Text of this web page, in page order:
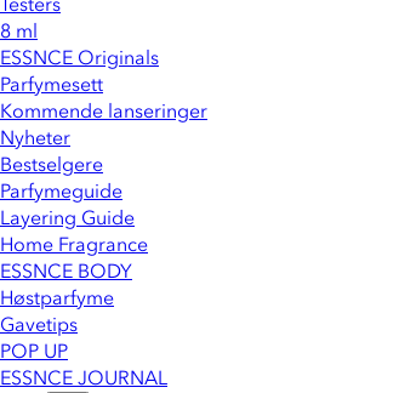
8 ml
ESSNCE Originals
Parfymesett
Kommende lanseringer
Nyheter
Bestselgere
Parfymeguide
Layering Guide
Home Fragrance
ESSNCE BODY
Høstparfyme
Gavetips
POP UP
ESSNCE JOURNAL